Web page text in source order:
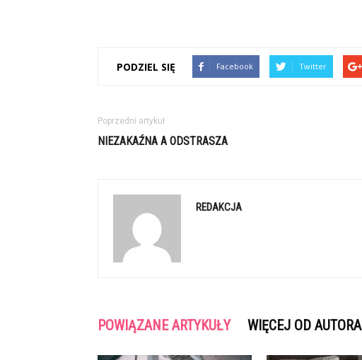
PODZIEL SIĘ Facebook Twitter
Poprzedni artykuł
NIEZAKAŹNA A ODSTRASZA
REDAKCJA
POWIĄZANE ARTYKUŁY WIĘCEJ OD AUTORA